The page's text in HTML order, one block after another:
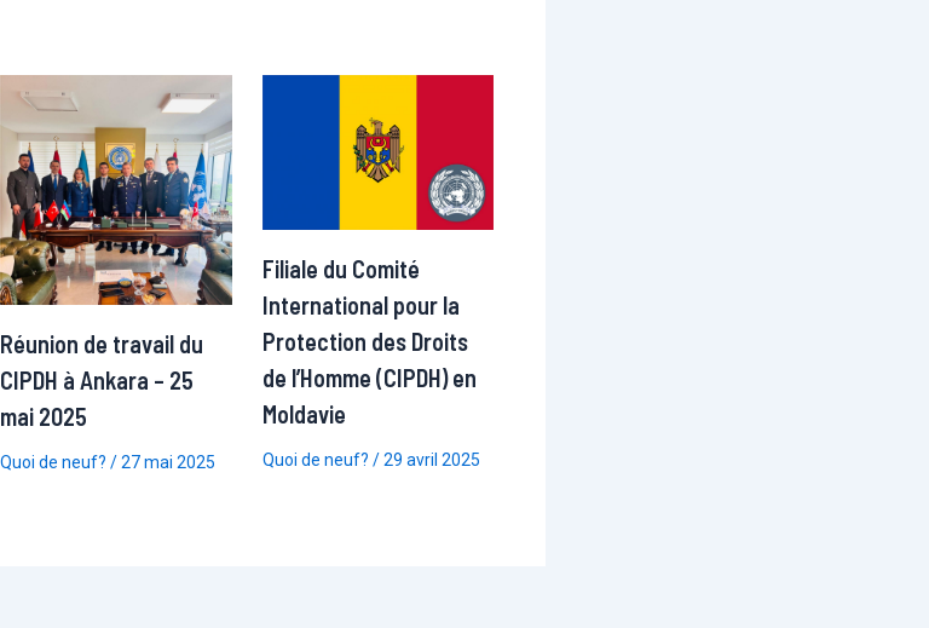
Réunion de travail du
CIPDH à Ankara – 25
mai 2025
Quoi de neuf? /27 mai 2025
Filiale du Comité
International pour la
Protection des Droits
de l’Homme (CIPDH) en
Moldavie
Quoi de neuf? /29 avril 2025